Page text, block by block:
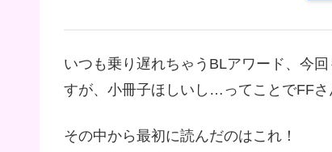
いつも乗り遅れちゃうBLアワード、今
すが、小冊子ほしいし…ってことでFF
その中から最初に読んだのはこれ！